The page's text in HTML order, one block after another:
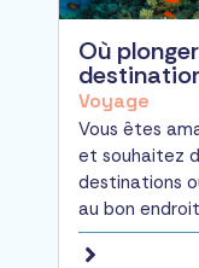
Où
Voyage
Vous êtes
et souhaitez
destinations
au bon